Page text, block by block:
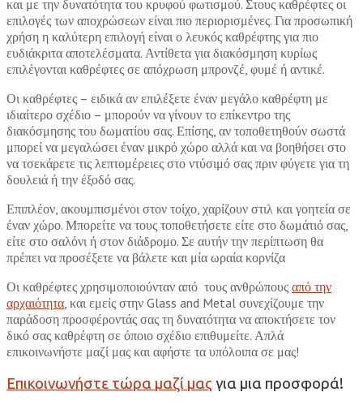
και με την δυνατότητα του κρυφού φωτισμού. Στους καθρέφτες οι
επιλογές των αποχρώσεων είναι πιο περιορισμένες. Για προσωπική
χρήση η καλύτερη επιλογή είναι ο λευκός καθρέφτης για πιο
ευδιάκριτα αποτελέσματα. Αντίθετα για διακόσμηση κυρίως
επιλέγονται καθρέφτες σε απόχρωση μπρονζέ, φυμέ ή αντικέ.
Οι καθρέφτες – ειδικά αν επιλέξετε έναν μεγάλο καθρέφτη με
ιδιαίτερο σχέδιο – μπορούν να γίνουν το επίκεντρο της
διακόσμησης του δωματίου σας. Επίσης, αν τοποθετηθούν σωστά
μπορεί να μεγαλώσει έναν μικρό χώρο αλλά και να βοηθήσει στο
να τσεκάρετε τις λεπτομέρειες στο ντύσιμό σας πριν φύγετε για τη
δουλειά ή την έξοδό σας.
Επιπλέον, ακουμπισμένοι στον τοίχο, χαρίζουν στιλ και γοητεία σε
έναν χώρο. Μπορείτε να τους τοποθετήσετε είτε στο δωμάτιό σας,
είτε στο σαλόνι ή στον διάδρομο. Σε αυτήν την περίπτωση θα
πρέπει να προσέξετε να βάλετε και μία ωραία κορνίζα
Οι καθρέφτες χρησιμοποιούνταν από τους ανθρώπους από την
αρχαιότητα , και εμείς στην Glass and Metal συνεχίζουμε την
παράδοση προσφέροντάς σας τη δυνατότητα να αποκτήσετε τον
δικό σας καθρέφτη σε όποιο σχέδιο επιθυμείτε. Απλά
επικοινωνήστε μαζί μας και αφήστε τα υπόλοιπα σε μας!
Επικοινωνήστε τώρα μαζί μας για μια προσφορά!